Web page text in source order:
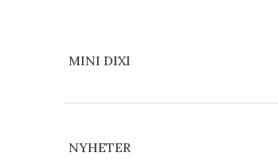
MINI DIXI
NYHETER